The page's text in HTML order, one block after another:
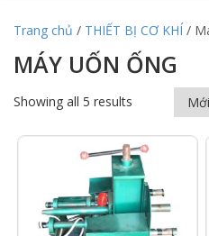
Trang chủ / THIẾT BỊ CƠ KHÍ /
MÁY UỐN ỐNG
Showing all 5 results